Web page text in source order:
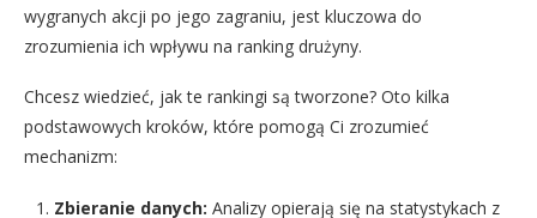
wygranych akcji po jego zagraniu, jest kluczowa do
zrozumienia ich wpływu na ranking drużyny.
Chcesz wiedzieć, jak te rankingi są tworzone? Oto kilka
podstawowych kroków, które pomogą Ci zrozumieć
mechanizm:
Zbieranie danych: Analizy opierają się na statystykach z